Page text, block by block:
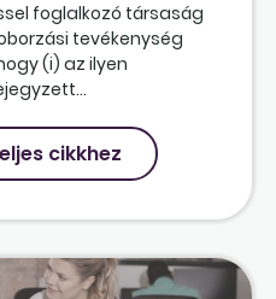
foglalkozó társaság
tevékenység
(i) az ilyen
cikkhez